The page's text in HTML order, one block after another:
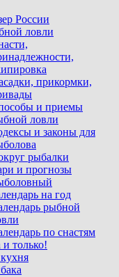
России
ловли
прикормки,
и приемы
ловли
и законы для
рыбалки
и прогнозы
на год
рыбной
по снастям
только!